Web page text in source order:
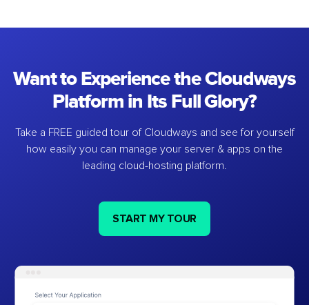
Want to Experience the Cloudways
Platform in Its Full Glory?
Take a FREE guided tour of Cloudways and see for yourself
how easily you can manage your server & apps on the
leading cloud-hosting platform.
START MY TOUR